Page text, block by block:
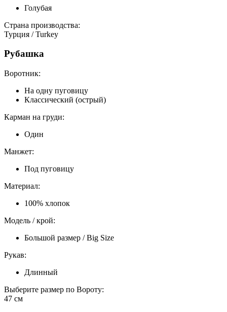
Голубая
Страна производства:
Турция / Turkey
Рубашка
Воротник:
На одну пуговицу
Классический (острый)
Карман на груди:
Один
Манжет:
Под пуговицу
Материал:
100% хлопок
Модель / крой:
Большой размер / Big Size
Рукав:
Длинный
Выберите размер по Вороту:
47 см